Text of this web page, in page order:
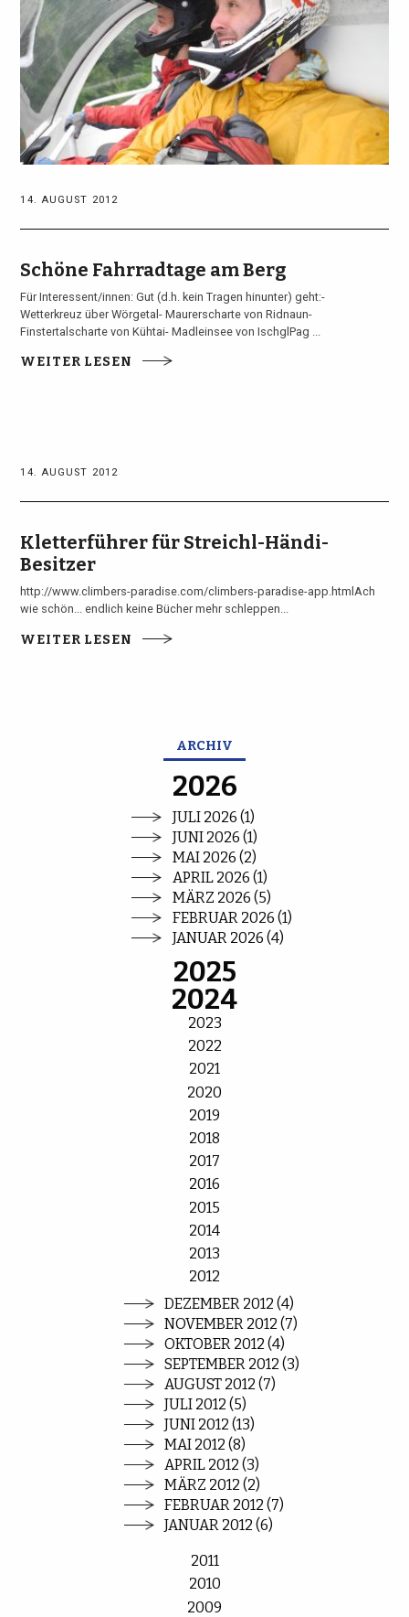
14. AUGUST 2012
Schöne Fahrradtage am Berg
Für Interessent/innen: Gut (d.h. kein Tragen hinunter) geht:-
Wetterkreuz über Wörgetal- Maurerscharte von Ridnaun-
Finstertalscharte von Kühtai- Madleinsee von IschglPag ...
WEITER LESEN
14. AUGUST 2012
Kletterführer für Streichl-Händi-
Besitzer
http://www.climbers-paradise.com/climbers-paradise-app.htmlAch
wie schön... endlich keine Bücher mehr schleppen...
WEITER LESEN
ARCHIV
2026
JULI 2026 (1)
JUNI 2026 (1)
MAI 2026 (2)
APRIL 2026 (1)
MÄRZ 2026 (5)
FEBRUAR 2026 (1)
JANUAR 2026 (4)
2025
2024
2023
2022
2021
2020
2019
2018
2017
2016
2015
2014
2013
2012
DEZEMBER 2012 (4)
NOVEMBER 2012 (7)
OKTOBER 2012 (4)
SEPTEMBER 2012 (3)
AUGUST 2012 (7)
JULI 2012 (5)
JUNI 2012 (13)
MAI 2012 (8)
APRIL 2012 (3)
MÄRZ 2012 (2)
FEBRUAR 2012 (7)
JANUAR 2012 (6)
2011
2010
2009